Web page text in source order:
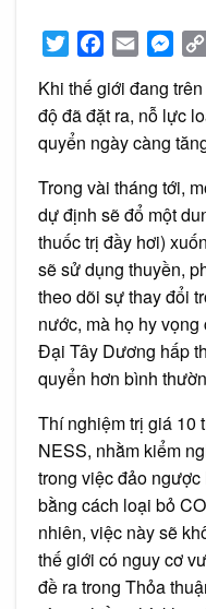
TwitterFacebook
Email
Khi thế giới đang
độ đã đặt ra, nỗ lực
quyển ngày càng
Trong vài tháng tới,
dự định sẽ đổ một
thuốc trị đầy hơi)
sẽ sử dụng thuyền,
theo dõi sự thay đổi
nước, mà họ hy
Đại Tây Dương hấp
quyển hơn bình
Thí nghiệm trị giá 10
NESS, nhằm kiểm
trong việc đảo
bằng cách loại bỏ
nhiên, việc này sẽ
thế giới có nguy cơ
đề ra trong Thỏa